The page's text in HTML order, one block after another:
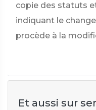
copie des statuts
indiquant le
procède à la
Et aussi sur